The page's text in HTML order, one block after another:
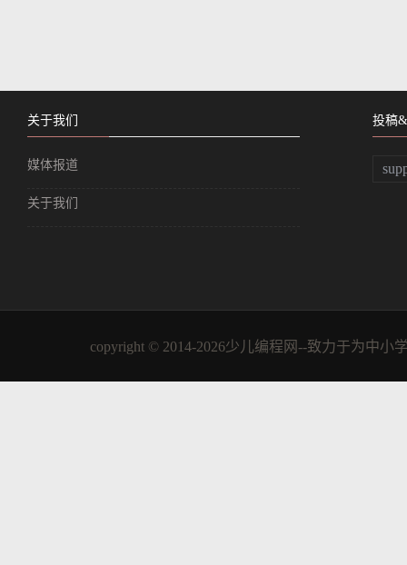
关于我们
媒体报道
关于我们
投稿
copyright © 2014-2026少儿编程网--致力于为中